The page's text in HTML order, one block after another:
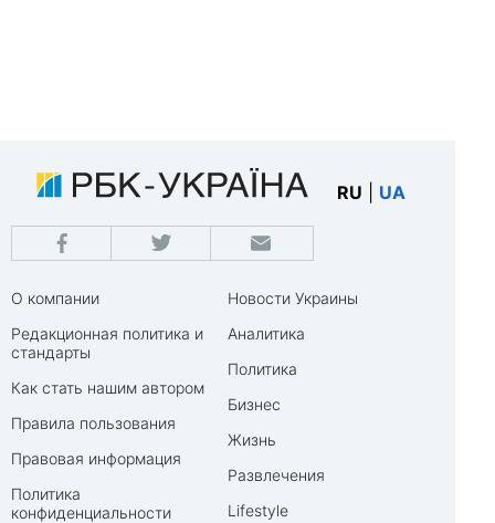
RU UA
О компании
Редакционная политика и
стандарты
Как стать нашим автором
Правила пользования
Правовая информация
Политика
конфиденциальности
Новости Украины
Аналитика
Политика
Бизнес
Жизнь
Развлечения
Lifestyle